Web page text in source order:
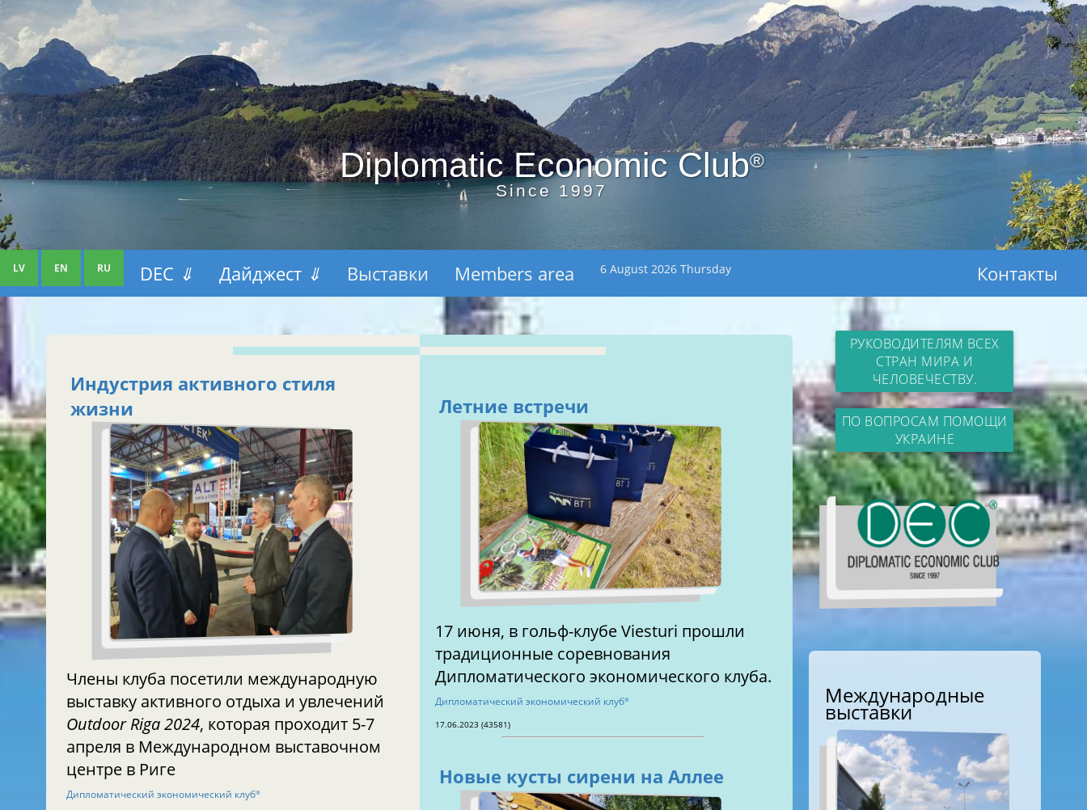
Diplomatic Economic Club®
Since 1997
LV EN RU DEC ⇓ Дайджест ⇓ Выставки Members area 6 August 2026 Thursday Контакты
Индустрия активного стиля
жизни
Члены клуба посетили международную
выставку активного отдыха и увлечений
Outdoor Riga 2024, которая проходит 5-7
апреля в Международном выставочном
центре в Риге
Дипломатический экономический клуб®
Летние встречи
17 июня, в гольф-клубе Viesturi прошли
традиционные соревнования
Дипломатического экономического клуба.
Дипломатический экономический клуб®
17.06.2023 (43581)
Новые кусты сирени на Аллее
РУКОВОДИТЕЛЯМ ВСЕХ
СТРАН МИРА И
ЧЕЛОВЕЧЕСТВУ.
ПО ВОПРОСАМ ПОМОЩИ
УКРАИНЕ
Международные
выставки